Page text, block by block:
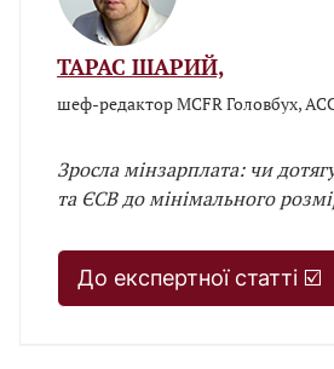
ТАРАС ШАРИЙ,
шеф-редактор МСFR Головбух,
Зросла мінзарплата: чи
та ЄСВ до мінімального
До експертної статті ☑️